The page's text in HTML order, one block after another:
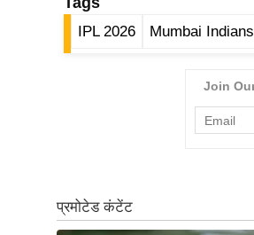
IPL 2026 Mumbai Indians